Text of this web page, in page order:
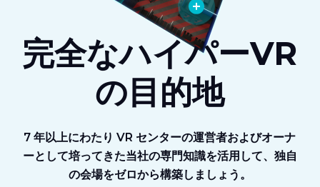
完全なハイパーVR
の目的地
7 年以上にわたり VR センターの運営者およびオーナ
ーとして培ってきた当社の専門知識を活用して、独自
の会場をゼロから構築しましょう。